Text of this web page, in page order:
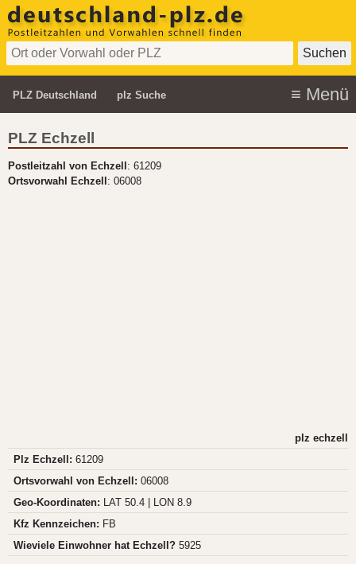
PLZ Deutschland plz Suche
PLZ Echzell
Postleitzahl von Echzell : 61209
Ortsvorwahl Echzell : 06008
plz echzell
Plz Echzell: 61209
Ortsvorwahl von Echzell: 06008
Geo-Koordinaten: LAT 50.4 | LON 8.9
Kfz Kennzeichen: FB
Wieviele Einwohner hat Echzell? 5925